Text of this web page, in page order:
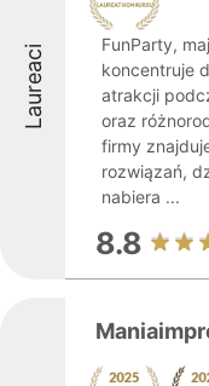
Laureaci
FunParty,
koncentruje
atrakcji
oraz
firmy
rozwiązań,
nabiera ...
8.8